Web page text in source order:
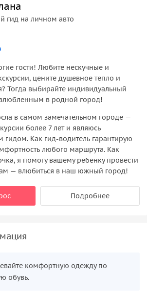
гид на личном авто
гости! Любите нескучные и
цените душевное тепло и
Тогда выбирайте индивидуальный
в родной город!
в самом замечательном городе —
более 7 лет и являюсь
Как гид-водитель гарантирую
любого маршрута. Как
я помогу вашему ребенку провести
— влюбиться в наш южный город!
Подробнее
комфортную одежду по
обувь.